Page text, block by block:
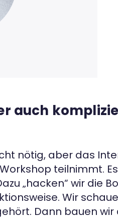
auch
nötig, aber das
teilnimmt.
„hacken“ wir die
Wir
Dann bauen